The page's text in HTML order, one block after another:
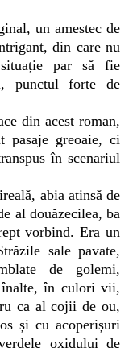
un amestec de
din care nu
par să fie
punctul forte de
din acest roman,
pasaje greoaie, ci
în scenariul
abia atinsă de
al douăzecilea, ba
vorbind. Era un
sale pavate,
de golemi,
înalte, în culori vii,
ca al cojii de ou,
și cu acoperișuri
oxidului de